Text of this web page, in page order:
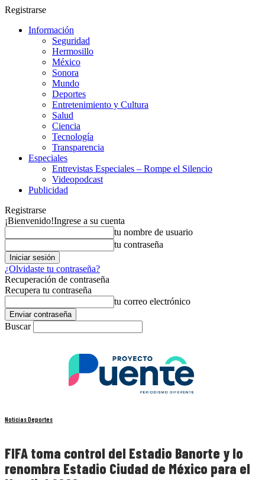
Registrarse
Información
Seguridad
Hermosillo
México
Sonora
Mundo
Deportes
Entretenimiento y Cultura
Salud
Ciencia
Tecnología
Transparencia
Especiales
Entrevistas Especiales – Rompe el Silencio
Videopodcast
Publicidad
Registrarse
¡Bienvenido!Ingrese a su cuenta
tu nombre de usuario
tu contraseña
¿Olvidaste tu contraseña?
Recuperación de contraseña
Recupera tu contraseña
tu correo electrónico
Buscar
Noticias Deportes
FIFA toma control del Estadio Banorte y lo
renombra Estadio Ciudad de México para el